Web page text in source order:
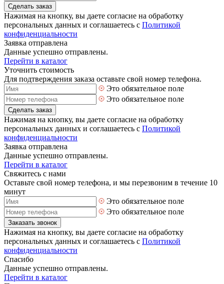
Сделать заказ
Нажимая на кнопку, вы даете согласие на обработку
персональных данных и соглашаетесь с Политикой
конфиденциальности
Заявка отправлена
Данные успешно отправлены.
Перейти в каталог
Уточнить стоимость
Для подтверждения заказа оставьте свой номер телефона.
Это обязательное поле
Это обязательное поле
Сделать заказ
Нажимая на кнопку, вы даете согласие на обработку
персональных данных и соглашаетесь с Политикой
конфиденциальности
Заявка отправлена
Данные успешно отправлены.
Перейти в каталог
Свяжитесь с нами
Оставьте свой номер телефона, и мы перезвоним в течение 10
минут
Это обязательное поле
Это обязательное поле
Заказать звонок
Нажимая на кнопку, вы даете согласие на обработку
персональных данных и соглашаетесь с Политикой
конфиденциальности
Спасибо
Данные успешно отправлены.
Перейти в каталог